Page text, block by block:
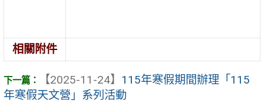
相關附件
【2025-11-24】 115年寒假期間辦理「115
年寒假天文營」系列活動